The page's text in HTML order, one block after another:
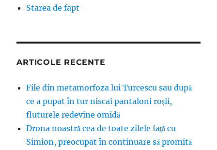
Starea de fapt
ARTICOLE RECENTE
File din metamorfoza lui Turcescu sau după
ce a pupat în tur niscai pantaloni roșii,
fluturele redevine omidă
Drona noastră cea de toate zilele față cu
Simion, preocupat în continuare să promită